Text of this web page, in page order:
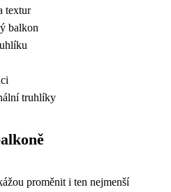
textur
balkon
truhlíky
proměnit i ten nejmenší